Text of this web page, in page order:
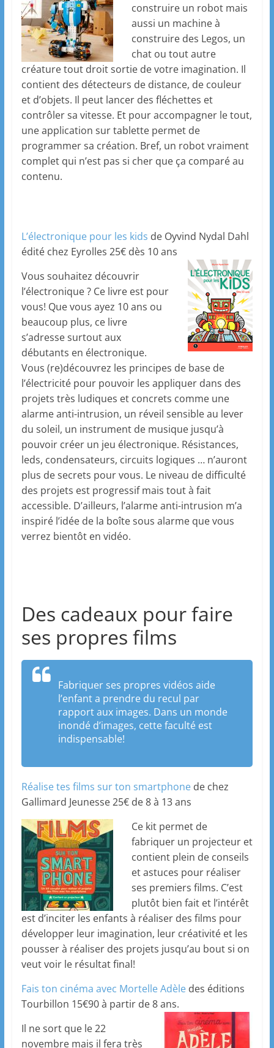
construire un robot mais
aussi un machine à
construire des Legos, un
chat ou tout autre
créature tout droit sortie de votre imagination. Il
contient des détecteurs de distance, de couleur
et d’objets. Il peut lancer des fléchettes et
contrôler sa vitesse. Et pour accompagner le tout,
une application sur tablette permet de
programmer sa création. Bref, un robot vraiment
complet qui n’est pas si cher que ça comparé au
contenu.
L’électronique pour les kids de Oyvind Nydal Dahl
édité chez Eyrolles 25€ dès 10 ans
Vous souhaitez découvrir
l’électronique ? Ce livre est pour
vous! Que vous ayez 10 ans ou
beaucoup plus, ce livre
s’adresse surtout aux
débutants en électronique.
Vous (re)découvrez les principes de base de
l’électricité pour pouvoir les appliquer dans des
projets très ludiques et concrets comme une
alarme anti-intrusion, un réveil sensible au lever
du soleil, un instrument de musique jusqu’à
pouvoir créer un jeu électronique. Résistances,
leds, condensateurs, circuits logiques … n’auront
plus de secrets pour vous. Le niveau de difficulté
des projets est progressif mais tout à fait
accessible. D’ailleurs, l’alarme anti-intrusion m’a
inspiré l’idée de la boîte sous alarme que vous
verrez bientôt en vidéo.
Des cadeaux pour faire
ses propres films
Fabriquer ses propres vidéos aide
l’enfant a prendre du recul par
rapport aux images. Dans un monde
inondé d’images, cette faculté est
indispensable!
Réalise tes films sur ton smartphonede chez
Gallimard Jeunesse 25€ de 8 à 13 ans
Ce kit permet de
fabriquer un projecteur et
contient plein de conseils
et astuces pour réaliser
ses premiers films. C’est
plutôt bien fait et l’intérêt
est d’inciter les enfants à réaliser des films pour
développer leur imagination, leur créativité et les
pousser à réaliser des projets jusqu’au bout si on
veut voir le résultat final!
Fais ton cinéma avec Mortelle Adèledes éditions
Tourbillon 15€90 à partir de 8 ans.
Il ne sort que le 22
novembre mais il fera très